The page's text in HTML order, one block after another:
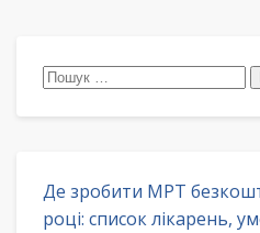
Пошук:
Де зробити МРТ
році: список лікарень,